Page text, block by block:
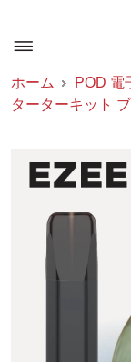
ホーム POD 電
ターターキット